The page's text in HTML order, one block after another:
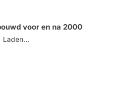
voor en na 2000
Laden...